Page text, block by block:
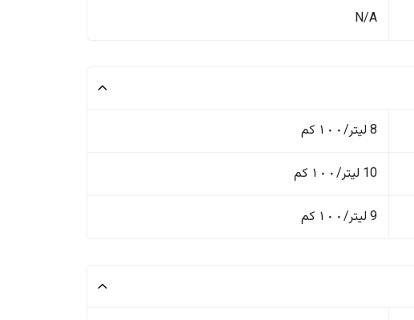
N/A
8 لیتر/١٠٠ کم
10 لیتر/١٠٠ کم
9 لیتر/١٠٠ کم